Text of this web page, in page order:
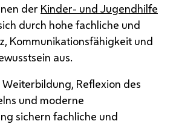
der Kinder- und Jugendhilfe
durch hohe fachliche und
Kommunikationsfähigkeit und
aus.
Reflexion des
und moderne
sichern fachliche und